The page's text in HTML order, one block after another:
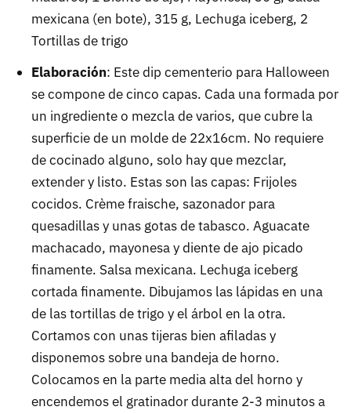
mexicana (en bote), 315 g, Lechuga iceberg, 2
Tortillas de trigo
Elaboración: Este dip cementerio para Halloween
se compone de cinco capas. Cada una formada por
un ingrediente o mezcla de varios, que cubre la
superficie de un molde de 22x16cm. No requiere
de cocinado alguno, solo hay que mezclar,
extender y listo. Estas son las capas: Frijoles
cocidos. Crème fraische, sazonador para
quesadillas y unas gotas de tabasco. Aguacate
machacado, mayonesa y diente de ajo picado
finamente. Salsa mexicana. Lechuga iceberg
cortada finamente. Dibujamos las lápidas en una
de las tortillas de trigo y el árbol en la otra.
Cortamos con unas tijeras bien afiladas y
disponemos sobre una bandeja de horno.
Colocamos en la parte media alta del horno y
encendemos el gratinador durante 2-3 minutos a